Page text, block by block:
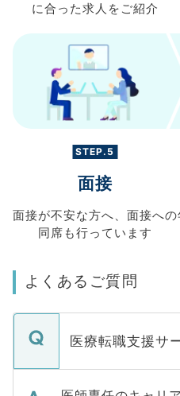
に合った求人を ご紹介
STEP.5
面接
面接が不安な方へ、 面接への
同席も行っています
よくあるご質問
医療転職支援サ